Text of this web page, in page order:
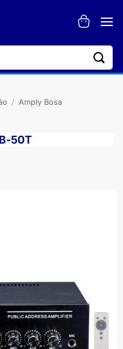
/ Amply Bosa
50T